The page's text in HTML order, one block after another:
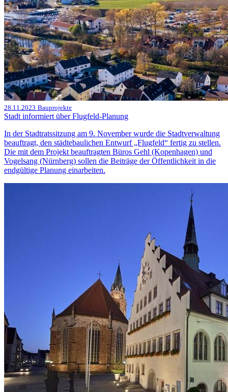
28.11.2023 Bauprojekte
Stadt informiert über Flugfeld-Planung
In der Stadtratssitzung am 9. November wurde die Stadtverwaltung
beauftragt, den städtebaulichen Entwurf „Flugfeld“ fertig zu stellen.
Die mit dem Projekt beauftragten Büros Gehl (Kopenhagen) und
Vogelsang (Nürnberg) sollen die Beiträge der Öffentlichkeit in die
endgültige Planung einarbeiten.